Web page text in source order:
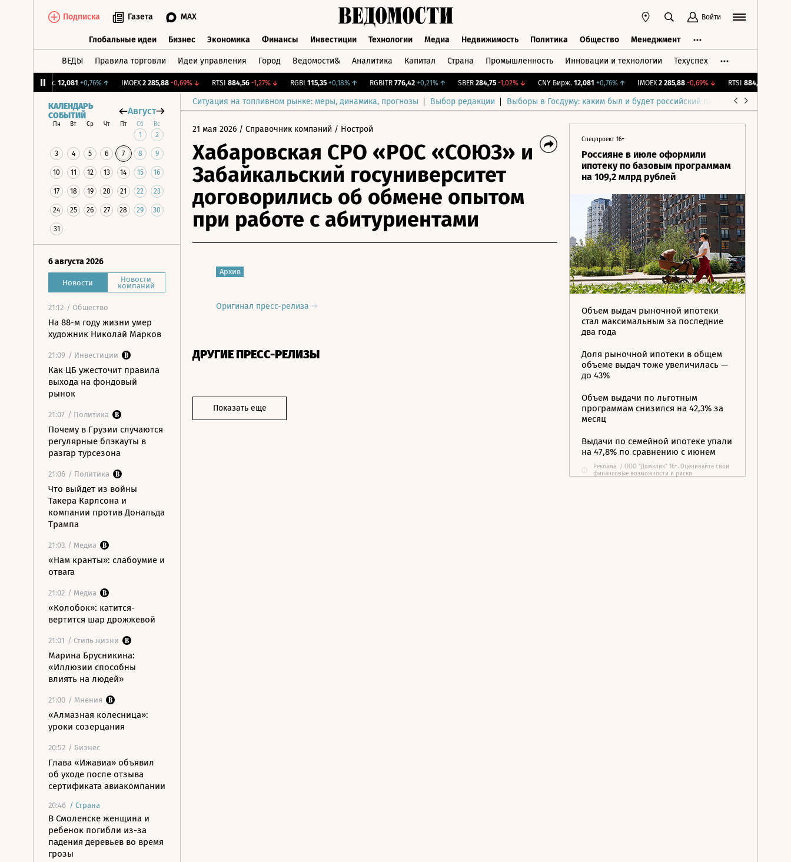
Подписка Газета MAX Войти
Глобальные идеи Бизнес Экономика Финансы Инвестиции Технологии Медиа Недвижимость Политика Общество Менеджмент
ВЕДЫ Правила торговли Идеи управления Город Ведомости& Аналитика Капитал Страна Промышленность Инновации и технологии Техуспех
12,081 +0,76%↑ IMOEX 2 285,88 -0,69%↓ RTSI 884,56 -1,27%↓ RGBI 115,35 +0,18% ↑ RGBITR 776,42 +0,21%↑ SBER 284,75 -1,02%↓ CNY Бирж. 12,081 +0,76%↑ IMOEX 2 285,88 -0,69%↓ RTSI 884,56 -1,27%
Ситуация на топливном рынке: меры, динамика, прогнозы Выбор редакции Выборы в Госдуму: каким был и будет российский парламент
КАЛЕНДАРЬ
СОБЫТИЙ
Август
Пн Вт Ср Чт Пт Сб Вс
1 2
3 4 5 6 7 8 9
10 11 12 13 14 15 16
17 18 19 20 21 22 23
24 25 26 27 28 29 30
31
6 августа 2026
Новости Новости
компаний
21:12 / Общество
На 88-м году жизни умер
художник Николай Марков
21:09 / Инвестиции
Как ЦБ ужесточит правила
выхода на фондовый
рынок
21:07 / Политика
Почему в Грузии случаются
регулярные блэкауты в
разгар турсезона
21:06 / Политика
Что выйдет из войны
Такера Карлсона и
компании против Дональда
Трампа
21:03 / Медиа
«Нам кранты»: слабоумие и
отвага
21:02 / Медиа
«Колобок»: катится-
вертится шар дрожжевой
21:01 / Стиль жизни
Марина Брусникина:
«Иллюзии способны
влиять на людей»
21:00 / Мнения
«Алмазная колесница»:
уроки созерцания
20:52 / Бизнес
Глава «Ижавиа» объявил
об уходе после отзыва
сертификата авиакомпании
20:46 / Страна
В Смоленске женщина и
ребенок погибли из-за
падения деревьев во время
грозы
21 мая 2026 / Справочник компаний / Нострой
Хабаровская СРО «РОС «СОЮЗ» и
Забайкальский госуниверситет
договорились об обмене опытом
при работе с абитуриентами
Архив
Оригинал пресс-релиза
ДРУГИЕ ПРЕСС-РЕЛИЗЫ
Показать еще
Спецпроект 16+
Россияне в июле оформили
ипотеку по базовым программам
на 109,2 млрд рублей
Объем выдач рыночной ипотеки
стал максимальным за последние
два года
Доля рыночной ипотеки в общем
объеме выдач тоже увеличилась —
до 43%
Объем выдачи по льготным
программам снизился на 42,3% за
месяц
Выдачи по семейной ипотеке упали
на 47,8% по сравнению с июнем
Реклама / ООО "Домклик" 16+. Оценивайте свои
финансовые возможности и риски